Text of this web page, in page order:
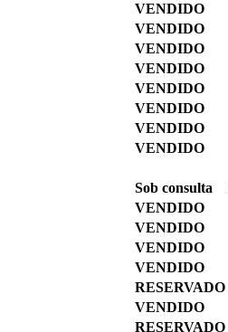
VENDIDO
VENDIDO
VENDIDO
VENDIDO
VENDIDO
VENDIDO
VENDIDO
VENDIDO
Sob consulta
VENDIDO
VENDIDO
VENDIDO
VENDIDO
RESERVADO
VENDIDO
RESERVADO